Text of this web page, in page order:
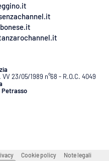
23/05/1989 n°68 - R.O.C. 4049
Petrasso
Cookie policy Note legali